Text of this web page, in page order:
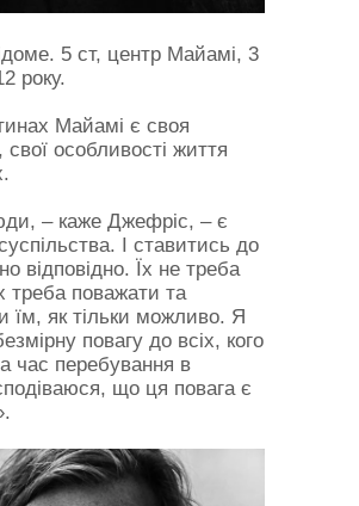
5 ст, центр Майамі, 3
року.
Майамі є своя
свої особливості життя
– каже Джефріс, – є
І ставитись до
відповідно. Їх не треба
треба поважати та
їм, як тільки можливо. Я
повагу до всіх, кого
час перебування в
що ця повага є